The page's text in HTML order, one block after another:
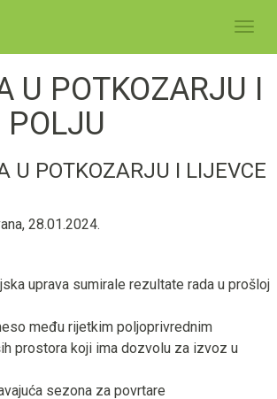
U POTKOZARJU I
POLJU
U POTKOZARJU I LIJEVCE
28.01.2024.
uprava sumirale rezultate rada u prošloj
među rijetkim poljoprivrednim
prostora koji ima dozvolu za izvoz u
sezona za povrtare